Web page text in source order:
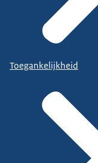
Toegankelijkheid